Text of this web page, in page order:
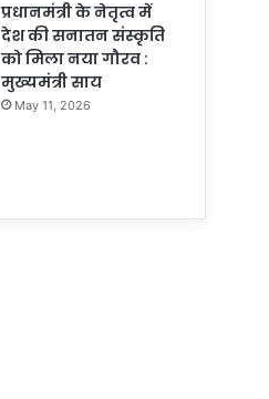
प्रधानमंत्री के नेतृत्व में
देश की सनातन संस्कृति
को मिला नया गौरव :
मुख्यमंत्री साय
May 11, 2026